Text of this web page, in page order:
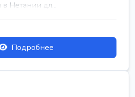
Нетании дл...
Подробнее